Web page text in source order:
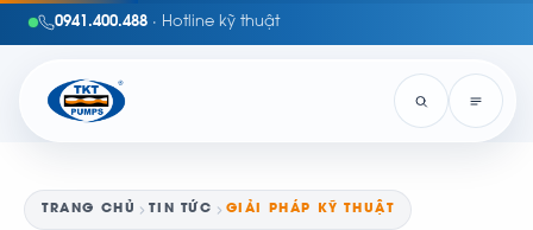
0941.400.488 · Hotline kỹ thuật
TRANG CHỦ TIN TỨC GIẢI PHÁP KỸ THUẬT